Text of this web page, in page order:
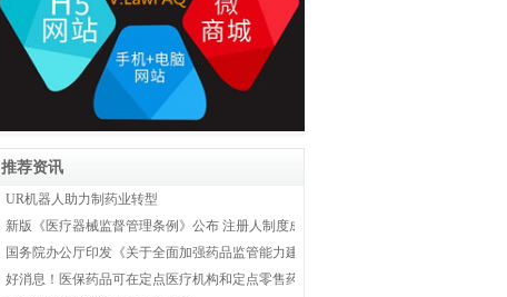
推荐资讯
UR机器人助力制药业转型
新版《医疗器械监督管理条例》公布 注册人制度成为新监管体系主线
国务院办公厅印发《关于全面加强药品监管能力建设的实施意见》
好消息！医保药品可在定点医疗机构和定点零售药店双通道购买